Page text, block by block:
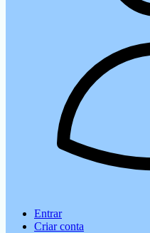
Entrar
Criar conta